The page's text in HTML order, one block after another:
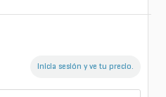
Inicia sesión y ve tu precio.